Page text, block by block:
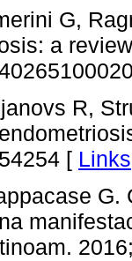
G,
a
R,
[ Links